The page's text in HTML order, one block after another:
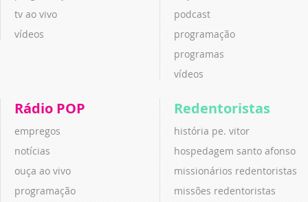
tv ao vivo
vídeos
podcast
programação
programas
vídeos
Rádio POP
empregos
notícias
ouça ao vivo
programação
Redentoristas
história pe. vitor
hospedagem santo afonso
missionários redentoristas
missões redentoristas